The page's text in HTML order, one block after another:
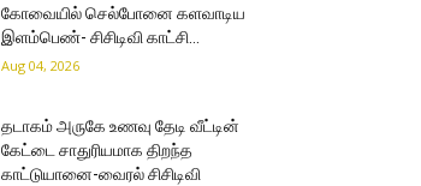
கோவையில் செல்போனை களவாடிய
இளம்பெண்- சிசிடிவி காட்சி…
Aug 04, 2026
தடாகம் அருகே உணவு தேடி வீட்டின்
கேட்டை சாதுரியமாக திறந்த
காட்டுயானை-வைரல் சிசிடிவி